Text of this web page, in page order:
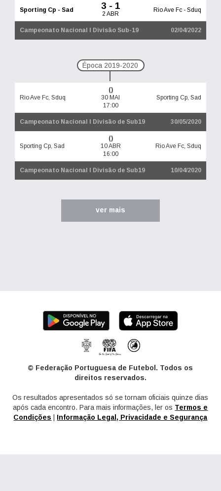
Sporting Cp - Sad 3 - 1
2 ABR
Rio Ave Fc - Sduq
Campeonato Nacional I Divisão Sub-19 02/04/2022
Época 2019-2020
Rio Ave Fc, Sduq
()
30 MAI
17:00
Sporting Cp, Sad
Campeonato Nacional I Divisão de Sub19 30/05/2020
Sporting Cp, Sad
()
10 ABR
16:00
Rio Ave Fc, Sduq
Campeonato Nacional I Divisão de Sub19 10/04/2020
ver mais
© Federação Portuguesa de Futebol. Todos os
direitos reservados.
Os resultados apresentados só se tornam oficiais quinze dias
após cada encontro. Para mais informações, ler os Termos e
Condições
Informação Legal, Privacidade e Segurança